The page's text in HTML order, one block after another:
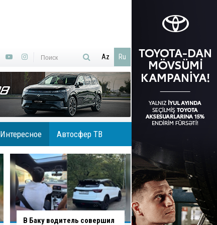
Az Ru
Интересное Автосфер ТВ
В Агджабединском районе
В Хырдалане